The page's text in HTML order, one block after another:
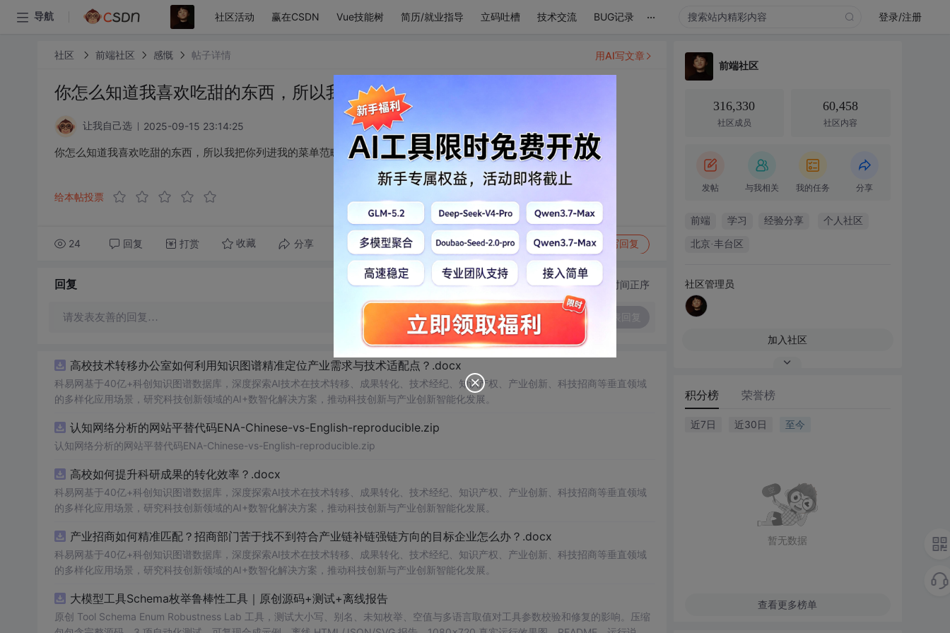
导航 社区活动 赢在CSDN Vue技能树 简历/就业指导 立码吐槽 技术交流 BUG记录 ... 登录/注册
社区 前端社区 感慨 帖子详情
你怎么知道我喜欢吃甜的东西，所以我把你列进我的菜单范畴里。
让我自己选 2025-09-15 23:14:25
你怎么知道我喜欢吃甜的东西，所以我把你列进我的菜单范畴里。
给本帖投票
24 回复 打赏 收藏 分享 转发到动态 举报 写回复
用AI写文章
回复 切换为时间正序
请发表友善的回复…
高校技术转移办公室如何利用知识图谱精准定位产业需求与技术适配点？.docx
科易网基于40亿+科创知识图谱数据库，深度探索AI技术在技术转移、成果转化、技术经纪、知识产权、产业创新、科技招商等垂直领域
的多样化应用场景，研究科技创新领域的AI+数智化解决方案，推动科技创新与产业创新智能化发展。
认知网络分析的网站平替代码ENA-Chinese-vs-English-reproducible.zip
认知网络分析的网站平替代码ENA-Chinese-vs-English-reproducible.zip
高校如何提升科研成果的转化效率？.docx
科易网基于40亿+科创知识图谱数据库，深度探索AI技术在技术转移、成果转化、技术经纪、知识产权、产业创新、科技招商等垂直领域
的多样化应用场景，研究科技创新领域的AI+数智化解决方案，推动科技创新与产业创新智能化发展。
产业招商如何精准匹配？招商部门苦于找不到符合产业链补链强链方向的目标企业怎么办？.docx
科易网基于40亿+科创知识图谱数据库，深度探索AI技术在技术转移、成果转化、技术经纪、知识产权、产业创新、科技招商等垂直领域
的多样化应用场景，研究科技创新领域的AI+数智化解决方案，推动科技创新与产业创新智能化发展。
大模型工具Schema枚举鲁棒性工具｜原创源码+测试+离线报告
原创 Tool Schema Enum Robustness Lab 工具，测试大小写、别名、未知枚举、空值与多语言取值对工具参数校验和修复的影响。压缩
前端社区
316,330
社区成员
60,458
社区内容
发帖 与我相关 我的任务 分享
前端 学习 经验分享 个人社区
北京·丰台区
社区管理员
加入社区
积分榜 荣誉榜
近7日 近30日 至今
暂无数据
查看更多榜单